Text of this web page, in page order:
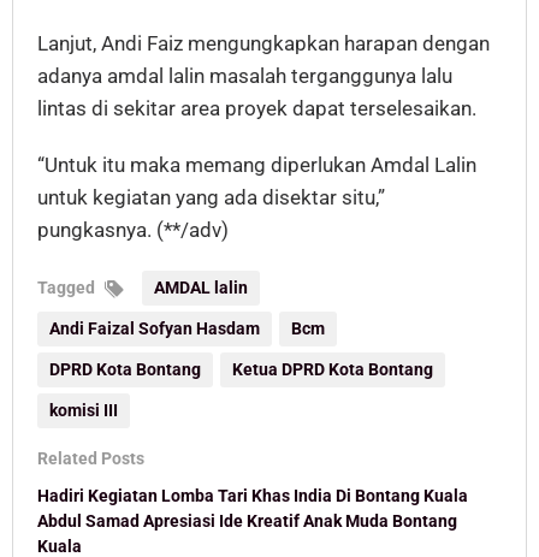
Lanjut, Andi Faiz mengungkapkan harapan dengan
adanya amdal lalin masalah terganggunya lalu
lintas di sekitar area proyek dapat terselesaikan.
“Untuk itu maka memang diperlukan Amdal Lalin
untuk kegiatan yang ada disektar situ,”
pungkasnya. (**/adv)
Tagged AMDAL lalin
Andi Faizal Sofyan Hasdam Bcm
DPRD Kota Bontang Ketua DPRD Kota Bontang
komisi III
Related Posts
Hadiri Kegiatan Lomba Tari Khas India Di Bontang Kuala
Abdul Samad Apresiasi Ide Kreatif Anak Muda Bontang
Kuala